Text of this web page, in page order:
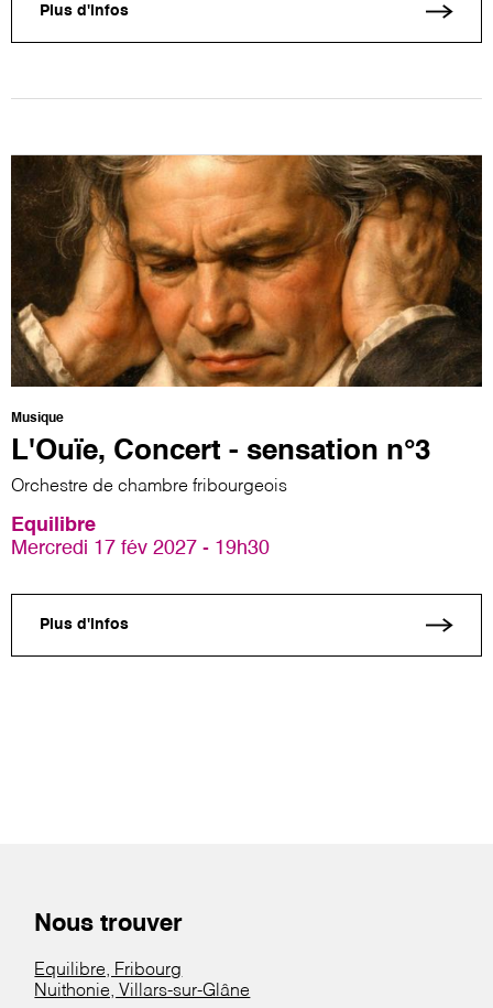
Plus d'infos
Musique
L'Ouïe, Concert - sensation n°3
Orchestre de chambre fribourgeois
Equilibre
Mercredi 17 fév 2027 - 19h30
Plus d'infos
Nous trouver
Equilibre, Fribourg
Nuithonie, Villars-sur-Glâne